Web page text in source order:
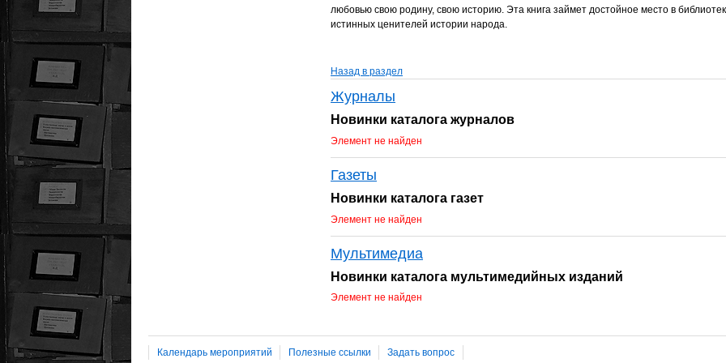
любовью свою родину, свою историю. Эта книга займет достойное место в
истинных ценителей истории народа.
Назад в раздел
Журналы
Новинки каталога журналов
Элемент не найден
Газеты
Новинки каталога газет
Элемент не найден
Мультимедиа
Новинки каталога мультимедийных изданий
Элемент не найден
Календарь мероприятий Полезные ссылки Задать вопрос